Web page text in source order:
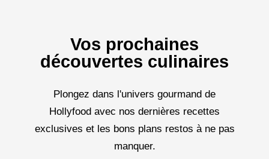
Vos prochaines
découvertes culinaires
Plongez dans l'univers gourmand de
Hollyfood avec nos dernières recettes
exclusives et les bons plans restos à ne pas
manquer.